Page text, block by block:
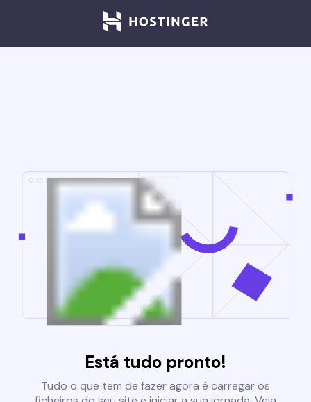
Está tudo pronto!
Tudo o que tem de fazer agora é carregar os